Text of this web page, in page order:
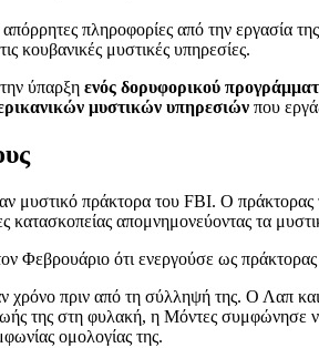
πληροφορίες από την εργασία
κουβανικές μυστικές υπηρεσίες.
ύπαρξη ενός δορυφορικού
μυστικών υπηρεσιών που
πράκτορα του FBI. Ο πράκτορας
κατασκοπείας απομνημονεύοντας τα
Φεβρουάριο ότι ενεργούσε ως
χρόνο πριν από τη σύλληψή της. Ο Λαπ
της στη φυλακή, η Mόντες συμφώνησε
ομολογίας της.